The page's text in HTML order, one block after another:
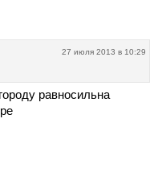
27 июля 2013 в 10:29
равносильна